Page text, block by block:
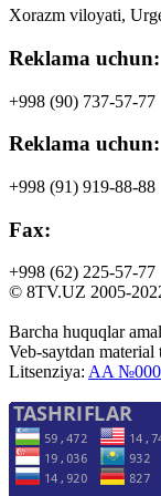
Xorazm viloyati,
Reklama uchun:
+998 (90) 737-57-77
Reklama uchun:
+998 (91) 919-88-88
Fax:
+998 (62) 225-57-77
© 8TV.UZ 2005-
Barcha huquqlar
Veb-saytdan
Litsenziya: AA